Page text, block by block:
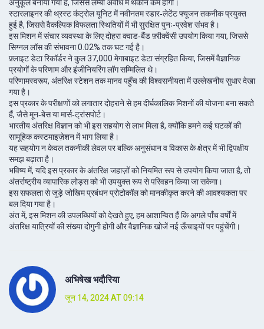
स्टारलाइनर की थ्रस्ट कंट्रोल यूनिट में नवीनतम रडार‑लेटेंट फ्यूजन तकनीक प्रयुक्त
हुई है, जिससे वैकल्पिक विफलता स्थितियों में भी सुरक्षित पुनः‑प्रवेश संभव है।
इस मिशन में संचार व्यवस्था के लिए दोहरा क्वाड‑बैंड फ़्रीक्वेंसी उपयोग किया गया, जिससे
सिग्नल लॉस की संभावना 0.02% तक घट गई है।
फ़्लाइट डेटा रिकॉर्डर ने कुल 37,000 मेगाबाइट डेटा संग्रहित किया, जिसमें वैज्ञानिक
प्रयोगों के परिणाम और इंजीनियरिंग लॉग सम्मिलित थे।
परिणामस्वरूप, अंतरिक्ष स्टेशन तक मानव पहुँच की विश्वसनीयता में उल्लेखनीय सुधार देखा
गया है।
इस प्रकार के परीक्षणों को लगातार दोहराने से हम दीर्घकालिक मिशनों की योजना बना सकते
हैं, जैसे मून‑बेस या मार्स‑ट्रांसपोर्ट।
भारतीय अंतरिक्ष विज्ञान को भी इस सहयोग से लाभ मिला है, क्योंकि हमने कई घटकों की
सामूहिक कस्टमाइज़ेशन में भाग लिया है।
यह सहयोग न केवल तकनीकी लेवल पर बल्कि अनुसंधान व विकास के क्षेत्र में भी द्विपक्षीय
समझ बढ़ाता है।
भविष्य में, यदि इस प्रकार के अंतरिक्ष जहाज़ों को नियमित रूप से उपयोग किया जाता है, तो
अंतर्राष्ट्रीय व्यापारिक लोड्स को भी उपयुक्त रूप से परिवहन किया जा सकेगा।
इस सफलता से जुड़े जोखिम प्रबंधन प्रोटोकॉल को मानकीकृत करने की आवश्यकता पर
बल दिया गया है।
अंत में, इस मिशन की उपलब्धियों को देखते हुए, हम आशान्वित हैं कि अगले पाँच वर्षों में
अंतरिक्ष यात्रियों की संख्या दोगुनी होगी और वैज्ञानिक खोजें नई ऊँचाइयों पर पहुंचेंगी।
अभिषेख भदौरिया
जून 14, 2024 AT 09:14